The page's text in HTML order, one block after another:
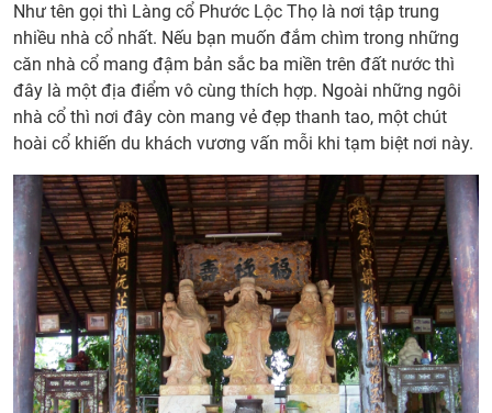
Như tên gọi thì Làng cổ Phước Lộc Thọ là nơi tập trung
nhiều nhà cổ nhất. Nếu bạn muốn đắm chìm trong những
căn nhà cổ mang đậm bản sắc ba miền trên đất nước thì
đây là một địa điểm vô cùng thích hợp. Ngoài những ngôi
nhà cổ thì nơi đây còn mang vẻ đẹp thanh tao, một chút
hoài cổ khiến du khách vương vấn mỗi khi tạm biệt nơi này.